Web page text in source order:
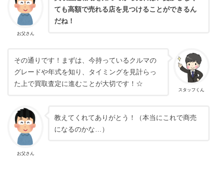
お父さん
ても高額で売れる店を見つけることができるん
だね！
スタッフくん
その通りです！まずは、今持っているクルマの
グレードや年式を知り、タイミングを見計らっ
た上で買取査定に進むことが大切です！☆
お父さん
教えてくれてありがとう！（本当にこれで商売
になるのかな…）